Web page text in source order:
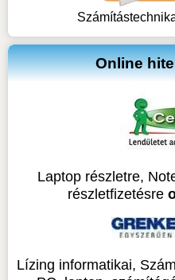
Online
Laptop részletre,
részletfizetésre
Lízing informatikai,